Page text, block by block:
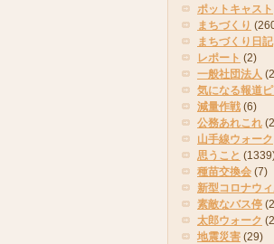
ポットキャスト
まちづくり
まちづくり日記
レポート (2)
一般社団法人
気になる報道
減量作戦 (6)
公務あれこれ
山手線ウォーク
思うこと
種苗交換会 (7)
新型コロナウ
素敵なバス停
太郎ウォーク
地震災害 (29)